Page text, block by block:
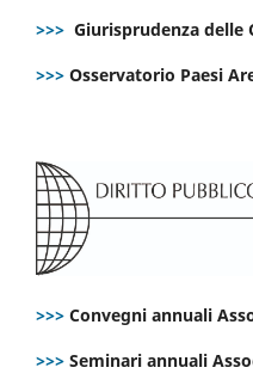
>>> Giurisprudenza delle
>>> Osservatorio Paesi
>>> Convegni annuali
>>> Seminari annuali